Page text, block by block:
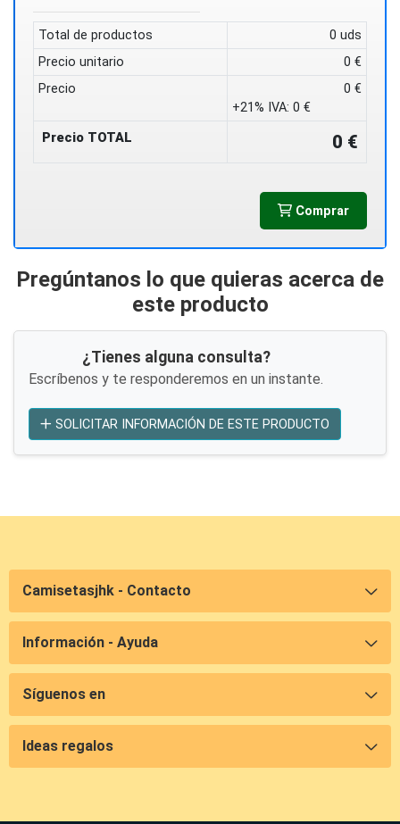
Total de productos
0 uds
Precio unitario
0 €
Precio
0 €
+21% IVA: 0 €
Precio TOTAL
0 €
Comprar
Pregúntanos lo que quieras acerca de
este producto
¿Tienes alguna consulta?
Escríbenos y te responderemos en un instante.
SOLICITAR INFORMACIÓN DE ESTE PRODUCTO
Camisetasjhk - Contacto
Información - Ayuda
Síguenos en
Ideas regalos